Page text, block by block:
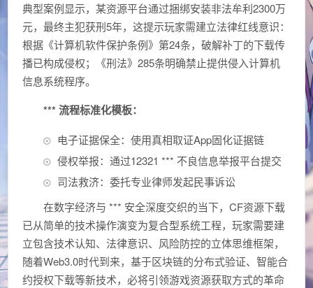
典型案例显示，某资源平台通过捆绑安装非法牟利2300万
元，最终主犯获刑5年，这提示玩家需建立法律红线意识：
根据《计算机软件保护条例》第24条，破解补丁的下载传
播已构成侵权；《刑法》285条明确禁止提供侵入计算机
信息系统程序。
*** 流程标准化模板：
电子证据保全：使用真相取证App固化证据链
侵权举报：通过12321 *** 不良信息举报平台提交
司法救济：委托专业律师发起民事诉讼
在数字经济与 *** 安全深度交织的当下，CF资源下载
已从简单的技术操作演变为复合型系统工程，玩家需要建
立包含技术认知、法律意识、风险防控的立体思维框架，
随着Web3.0时代到来，基于区块链的分布式验证、智能合
约授权下载等新技术，必将引领游戏资源获取方式的革命